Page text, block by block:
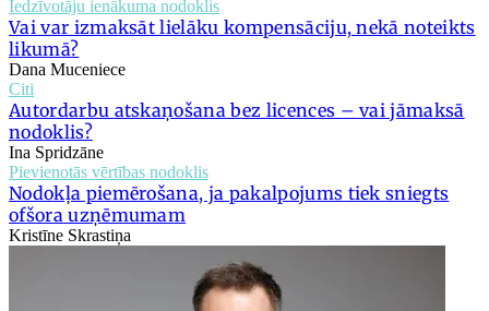
Iedzīvotāju ienākuma nodoklis
Vai var izmaksāt lielāku kompensāciju, nekā noteikts
likumā?
Dana Muceniece
Citi
Autordarbu atskaņošana bez licences – vai jāmaksā
nodoklis?
Ina Spridzāne
Pievienotās vērtības nodoklis
Nodokļa piemērošana, ja pakalpojums tiek sniegts
ofšora uzņēmumam
Kristīne Skrastiņa